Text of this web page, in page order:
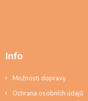
Info
Možnosti dopravy
Ochrana osobních údajů